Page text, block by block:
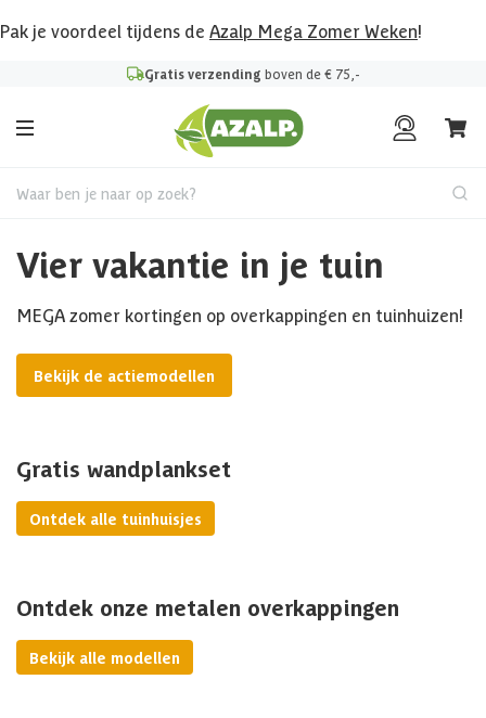
Pak je voordeel tijdens de Azalp Mega Zomer Weken!
Gratis verzending boven de € 75,-
Waar ben je naar op zoek?
Vier vakantie in je tuin
MEGA zomer kortingen op overkappingen en tuinhuizen!
Bekijk de actiemodellen
Gratis wandplankset
Ontdek alle tuinhuisjes
Ontdek onze metalen overkappingen
Bekijk alle modellen